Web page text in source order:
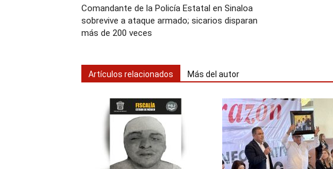
Comandante de la Policía Estatal en Sinaloa
sobrevive a ataque armado; sicarios disparan
más de 200 veces
Artículos relacionados Más del autor